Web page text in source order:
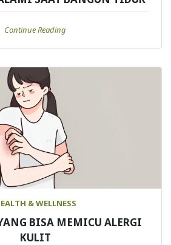
Continue Reading
& WELLNESS
BISA MEMICU ALERGI
KULIT